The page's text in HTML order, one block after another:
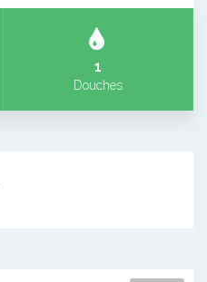
1
Douches